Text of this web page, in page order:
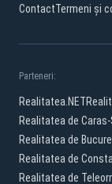
ContactTermeni și
Parteneri:
Realitatea.NET
Realitatea de
Realitatea de
Realitatea de
Realitatea de